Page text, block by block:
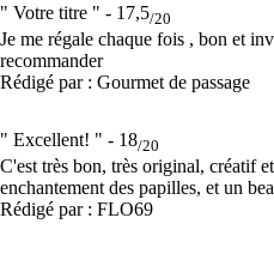
" Votre titre " - 17,5/20
Je me régale chaque fois , bon et
recommander
Rédigé par : Gourmet de passage
" Excellent! " - 18/20
C'est très bon, très original, créatif
enchantement des papilles, et un
Rédigé par : FLO69